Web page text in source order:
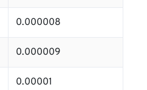
0.000008
0.000009
0.00001